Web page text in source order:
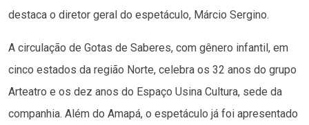
destaca o diretor geral do espetáculo, Márcio Sergino.
A circulação de Gotas de Saberes, com gênero infantil, em
cinco estados da região Norte, celebra os 32 anos do grupo
Arteatro e os dez anos do Espaço Usina Cultura, sede da
companhia. Além do Amapá, o espetáculo já foi apresentado